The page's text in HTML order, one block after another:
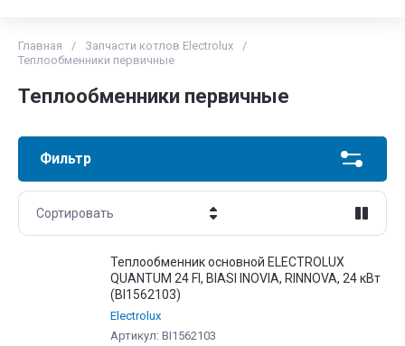
Главная / Запчасти котлов Electrolux
/
Теплообменники первичные
Теплообменники первичные
Фильтр
Сортировать
Цена - возрастание
Название - Я-А
Теплообменник основной ELECTROLUX
QUANTUM 24 FI, BIASI INOVIA, RINNOVA, 24 кBт
(BI1562103)
Electrolux
Артикул: BI1562103